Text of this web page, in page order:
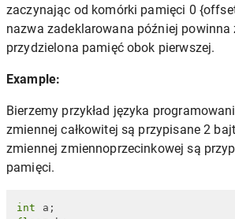
zaczynając od komórki pamięci 0
nazwa zadeklarowana później powinna
przydzielona pamięć obok pierwszej.
Example:
Bierzemy przykład języka
zmiennej całkowitej są przypisane 2
zmiennej zmiennoprzecinkowej są
pamięci.
int